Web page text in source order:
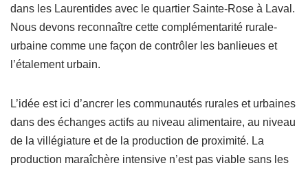
dans les Laurentides avec le quartier Sainte-Rose à Laval.
Nous devons reconnaître cette complémentarité rurale-
urbaine comme une façon de contrôler les banlieues et
l’étalement urbain.
L’idée est ici d’ancrer les communautés rurales et urbaines
dans des échanges actifs au niveau alimentaire, au niveau
de la villégiature et de la production de proximité. La
production maraîchère intensive n’est pas viable sans les